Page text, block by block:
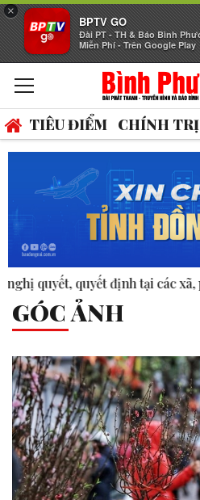
×
BPTV GO
Đài PT - TH & Báo Bình
Miễn Phí - Trên Google Play
TIÊU ĐIỂM CHÍNH TRỊ
xã, phường. ASEAN thúc đẩy
GÓC ẢNH